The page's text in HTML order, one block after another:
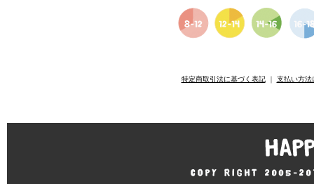
特定商取引法に基づく表記｜ 支払い方法